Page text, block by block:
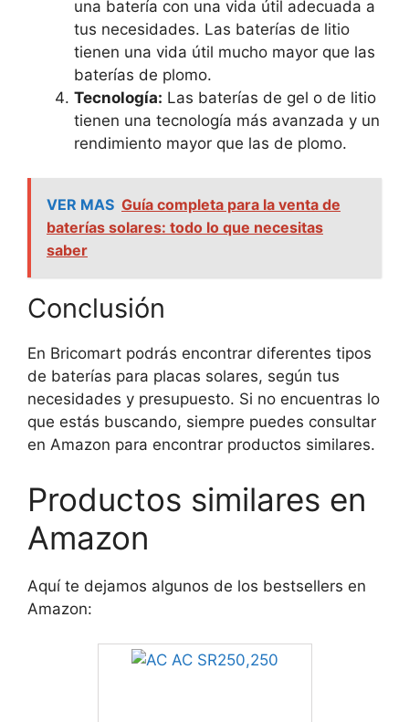
una batería con una vida útil adecuada a
tus necesidades. Las baterías de litio
tienen una vida útil mucho mayor que las
baterías de plomo.
Tecnología: Las baterías de gel o de litio
tienen una tecnología más avanzada y un
rendimiento mayor que las de plomo.
VER MAS Guía completa para la venta de
baterías solares: todo lo que necesitas
saber
Conclusión
En Bricomart podrás encontrar diferentes tipos
de baterías para placas solares, según tus
necesidades y presupuesto. Si no encuentras lo
que estás buscando, siempre puedes consultar
en Amazon para encontrar productos similares.
Productos similares en
Amazon
Aquí te dejamos algunos de los bestsellers en
Amazon: